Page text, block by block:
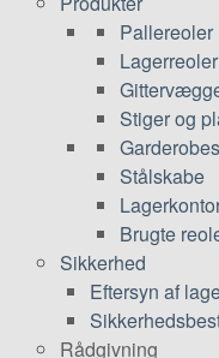
Pallereoler
Lagerreoler
Stiger og
Stålskabe
Brugte
Sikkerhed
Eftersyn af
Rådgivning